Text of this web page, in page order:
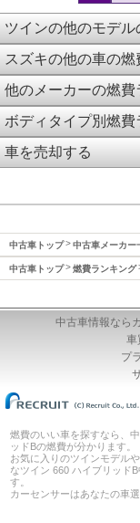
ツインの他のモデル
スズキの他の車の燃
他のメーカーの燃費
ボディタイプ別燃費
車を売却する
中古車トップ 中古車メーカー
中古車トップ 燃費ランキング
中古車情報なら
車
プ
燃費のいい車を探すなら、
ッドBの燃費が分かります。
お気に入りのツインモデル
なツイン 660 ハイブリッド
す。
カーセンサーはあなたの車